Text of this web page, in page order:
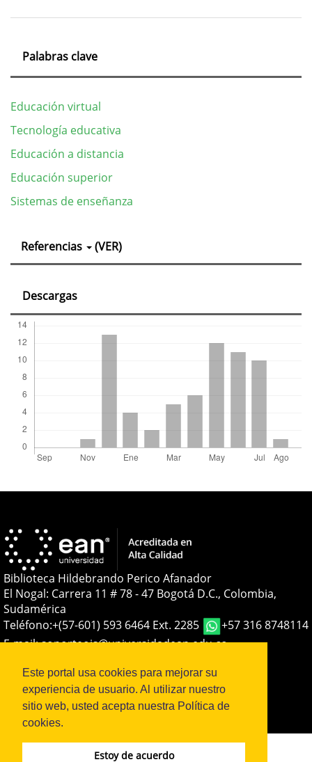
Este portal usa cookies para mejorar su
experiencia de usuario. Al utilizar nuestro
sitio web, usted acepta nuestra Política de
cookies.
Estoy de acuerdo
Palabras clave
Educación virtual
Tecnología educativa
Educación a distancia
Educación superior
Sistemas de enseñanza
Detalles
del
artículo
Referencias (VER)
Descargas
Biblioteca Hildebrando Perico Afanador
El Nogal: Carrera 11 # 78 - 47 Bogotá D.C., Colombia,
Sudamérica
Teléfono:+(57-601) 593 6464 Ext. 2285
+57 316 8748114
E-mail:soporteojs@universidadean.edu.co-
Sistema OJS - Metabiblioteca |